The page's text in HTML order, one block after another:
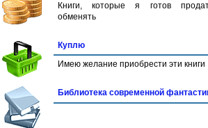
Книги, которые я готов
обменять
Куплю
Имею желание приобрести эти книги
Библиотека современной